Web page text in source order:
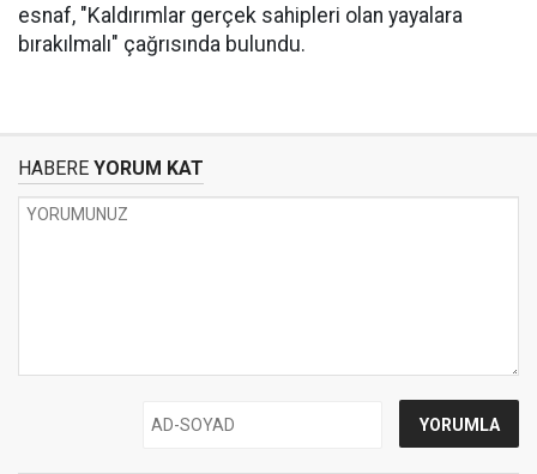
esnaf, "Kaldırımlar gerçek sahipleri olan yayalara
bırakılmalı" çağrısında bulundu.
HABERE YORUM KAT